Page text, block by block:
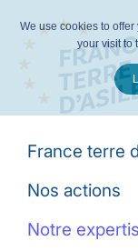
France terre
Nos actions
Notre
We use cookies to
your visit to